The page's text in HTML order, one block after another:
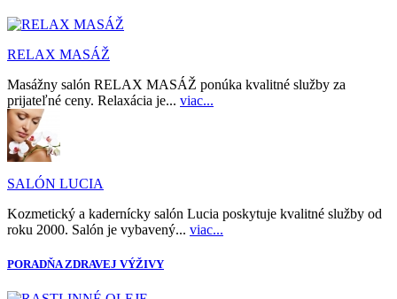
RELAX MASÁŽ
Masážny salón RELAX MASÁŽ ponúka kvalitné služby za
prijateľné ceny. Relaxácia je... viac...
SALÓN LUCIA
Kozmetický a kadernícky salón Lucia poskytuje kvalitné služby od
roku 2000. Salón je vybavený... viac...
PORADŇA ZDRAVEJ VÝŽIVY